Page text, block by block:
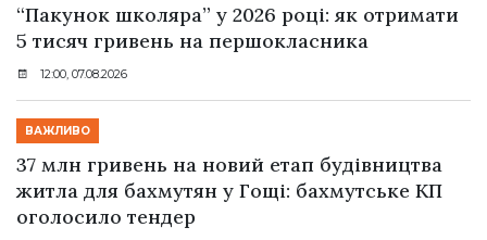
“Пакунок школяра” у 2026 році: як отримати
5 тисяч гривень на першокласника
12:00, 07.08.2026
ВАЖЛИВО
37 млн гривень на новий етап будівництва
житла для бахмутян у Гощі: бахмутське КП
оголосило тендер